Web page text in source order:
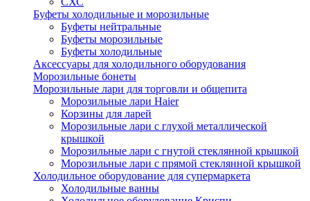
Буфеты холодильные и морозильные
Буфеты нейтральные
Буфеты морозильные
Буфеты холодильные
Аксессуары для холодильного оборудования
Морозильные бонеты
Морозильные лари для торговли и общепита
Морозильные лари Haier
Корзины для ларей
Морозильные лари с глухой металлической
крышкой
Морозильные лари с гнутой стеклянной крышкой
Морозильные лари с прямой стеклянной крышкой
Холодильное оборудование для супермаркета
Холодильные ванны